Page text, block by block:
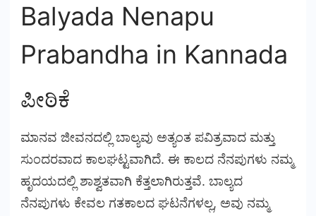
Balyada Nenapu
Prabandha in Kannada
ಪೀಠಿಕೆ
ಮಾನವ ಜೀವನದಲ್ಲಿ ಬಾಲ್ಯವು ಅತ್ಯಂತ ಪವಿತ್ರವಾದ ಮತ್ತು
ಸುಂದರವಾದ ಕಾಲಘಟ್ಟವಾಗಿದೆ. ಈ ಕಾಲದ ನೆನಪುಗಳು ನಮ್ಮ
ಹೃದಯದಲ್ಲಿ ಶಾಶ್ವತವಾಗಿ ಕೆತ್ತಲಾಗಿರುತ್ತವೆ. ಬಾಲ್ಯದ
ನೆನಪುಗಳು ಕೇವಲ ಗತಕಾಲದ ಘಟನೆಗಳಲ್ಲ, ಅವು ನಮ್ಮ